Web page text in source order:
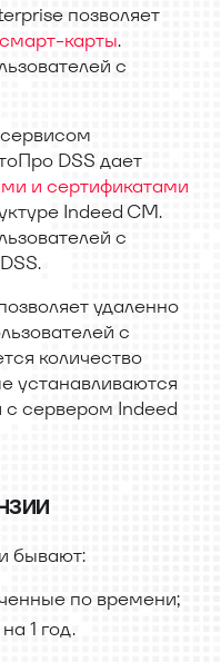
позволяет
карты.
с
DSS дает
и сертификатами
Indeed CM.
с
удаленно
с
количество
устанавливаются
с сервером Indeed
бывают:
по времени;
1 год.